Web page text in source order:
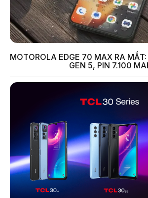
MOTOROLA EDGE 70 MAX RA
GEN 5, PIN 7.100